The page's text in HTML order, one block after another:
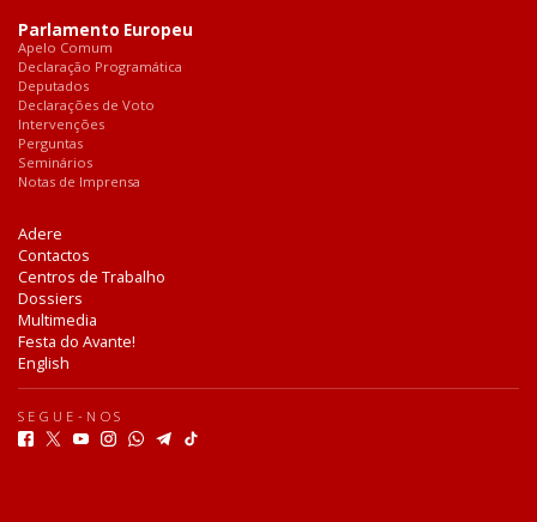
Parlamento Europeu
Apelo Comum
Declaração Programática
Deputados
Declarações de Voto
Intervenções
Perguntas
Seminários
Notas de Imprensa
Adere
Contactos
Centros de Trabalho
Dossiers
Multimedia
Festa do Avante!
English
SEGUE-NOS
F T I W T T